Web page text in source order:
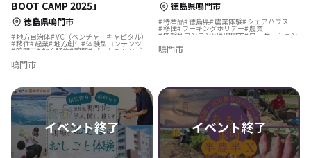
BOOT CAMP 2025」
徳島県鳴門市
地方自治体 VC（ベンチャーキャピタル）
移住 起業 地方創生 体験型コンテンツ
鳴門市 地方移住 鳴門 ブートキャンプ
鳴門市
徳島県鳴門市
特産品 徳島県 農業体験 シェアハウス
移住 ワーキングホリデー 農業
体験型コンテンツ 鳴門市 ワーケーション
鳴門市